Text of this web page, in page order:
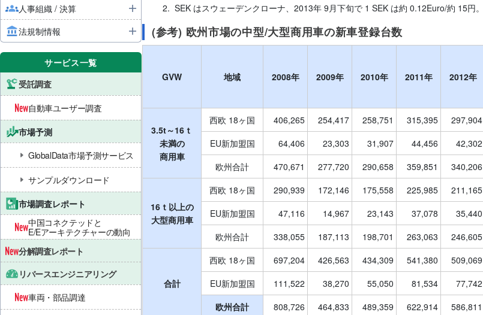
人事組織 / 決算
法規制情報
サービス一覧
受託調査
自動車ユーザー調査
市場予測
GlobalData市場予測サービス
サンプルダウンロード
市場調査レポート
中国コネクテッドと
E/Eアーキテクチャーの動向
分解調査レポート
リバースエンジニアリング
車両・部品調達
2. SEK はスウェーデンクローナ、2013年 9月下旬で 1 SEK は約 0.12Euro/約 15円。
(参考) 欧州市場の中型/大型商用車の新車登録台数
GVW 地域 2008年 2009年 2010年 2011年 2012年
3.5t～16ｔ
未満の
商用車
西欧 18ヶ国 406,265 254,417 258,751 315,395 297,904
EU新加盟国
64,406 23,303 31,907 44,456 42,302
欧州合計
470,671 277,720 290,658 359,851 340,206
16ｔ以上の
大型商用車
西欧 18ヶ国 290,939 172,146 175,558 225,985 211,165
EU新加盟国
47,116 14,967 23,143 37,078 35,440
欧州合計
338,055 187,113 198,701 263,063 246,605
合計
西欧 18ヶ国 697,204 426,563 434,309 541,380 509,069
EU新加盟国
111,522 38,270 55,050 81,534 77,742
欧州合計
808,726 464,833 489,359 622,914 586,811